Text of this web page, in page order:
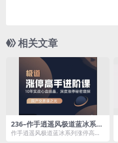
相关文章
236–作手逍遥风极道蓝冰系列
涨停高手进阶课
作手逍遥风极道蓝冰系列涨停高手